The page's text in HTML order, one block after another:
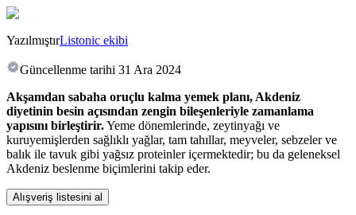
YazılmıştırListonic ekibi
Güncellenme tarihi 31 Ara 2024
Akşamdan sabaha oruçlu kalma yemek planı, Akdeniz
diyetinin besin açısından zengin bileşenleriyle zamanlama
yapısını birleştirir.Yeme dönemlerinde, zeytinyağı ve
kuruyemişlerden sağlıklı yağlar, tam tahıllar, meyveler, sebzeler ve
balık ile tavuk gibi yağsız proteinler içermektedir; bu da geleneksel
Akdeniz beslenme biçimlerini takip eder.
Alışveriş listesini al